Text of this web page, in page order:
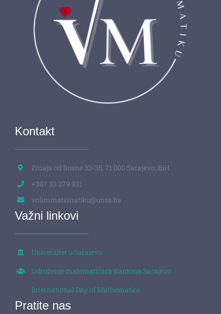
Kontakt
Zmaja od Bosne 33-35, 71 000 Sarajevo, BiH
+387 33 279 931
volimmatematiku@unsa.ba
Važni linkovi
Univerzitet u Sarajevu
Udruženje matematičara Kantona Sarajevo
International Day of Mathematics
Pratite nas